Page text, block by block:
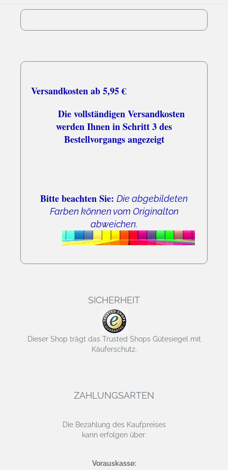
Versandkosten ab 5,95 €
Die vollständigen Versandkosten
werden Ihnen in Schritt 3 des
Bestellvorgangs angezeigt
Bitte beachten Sie: Die abgebildeten
Farben können vom Originalton
abweichen.
SICHERHEIT
Dieser Shop trägt das Trusted Shops Gütesiegel mit
Käuferschutz.
ZAHLUNGSARTEN
Die Bezahlung des Kaufpreises
kann erfolgen über:
Vorauskasse: